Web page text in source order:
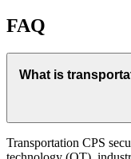
FAQ
What is
Transportation CPS